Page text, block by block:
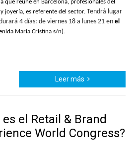
que reúne en Barcelona, profesionales del
joyería, es referente del sector. Tendrá lugar
4 días: de viernes 18 a lunes 21 en el
Maria Cristina s/n).
Leer más
es el Retail & Brand
World Congress?